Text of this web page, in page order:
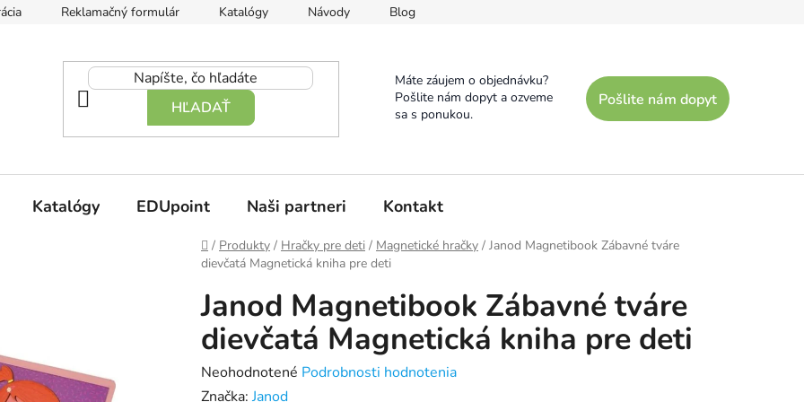
Reklamačný formulár Katalógy Návody Blog
HĽADAŤ
Máte záujem o objednávku?
Pošlite nám dopyt a ozveme
sa s ponukou.
Pošlite nám dopyt
Katalógy EDUpoint Naši partneri Kontakt
Domov
/ Produkty / Hračky pre deti / Magnetické hračky / Janod Magnetibook Zábavné tváre
dievčatá Magnetická kniha pre deti
Janod Magnetibook Zábavné tváre
dievčatá Magnetická kniha pre deti
Priemerné
hodnotenie
Neohodnotené Podrobnosti hodnotenia
Značka: Janod